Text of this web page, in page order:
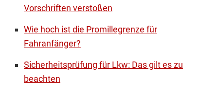
Vorschriften verstoßen
Wie hoch ist die Promillegrenze für
Fahranfänger?
Sicherheitsprüfung für Lkw: Das gilt es zu
beachten